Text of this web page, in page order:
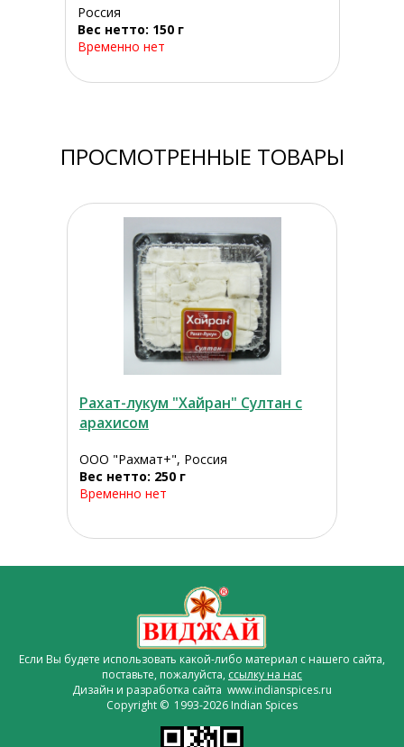
Россия
Вес нетто: 150 г
Временно нет
ПРОСМОТРЕННЫЕ ТОВАРЫ
Рахат-лукум "Хайран" Султан с
арахисом
ООО "Рахмат+", Россия
Вес нетто: 250 г
Временно нет
Если Вы будете использовать какой-либо материал с нашего сайта,
поставьте, пожалуйста, ссылку на нас
Дизайн и разработка сайта www.indianspices.ru
Copyright © 1993-2026 Indian Spices